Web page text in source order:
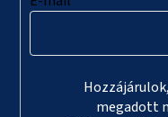
megadott